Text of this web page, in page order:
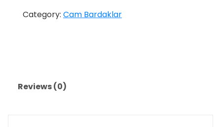
Category: Cam Bardaklar
Reviews (0)